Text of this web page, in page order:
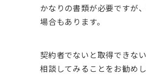
かなりの書類が必要ですが
場合もあります。
契約者でないと取得できな
相談してみることをお勧めし